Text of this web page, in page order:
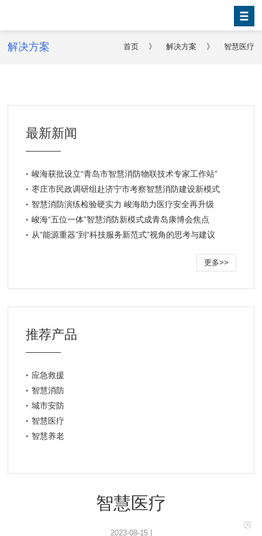
解决方案 首页》 解决方案 》 智慧医疗
最新新闻
峻海获批设立“青岛市智慧消防物联技术专家工作站”
枣庄市民政调研组赴济宁市考察智慧消防建设新模式
智慧消防演练检验硬实力 峻海助力医疗安全再升级
峻海“五位一体”智慧消防新模式成青岛康博会焦点
从“能源重器”到“科技服务新范式”视角的思考与建议
更多>>
推荐产品
应急救援
智慧消防
城市安防
智慧医疗
智慧养老
智慧医疗
2023-08-15 |